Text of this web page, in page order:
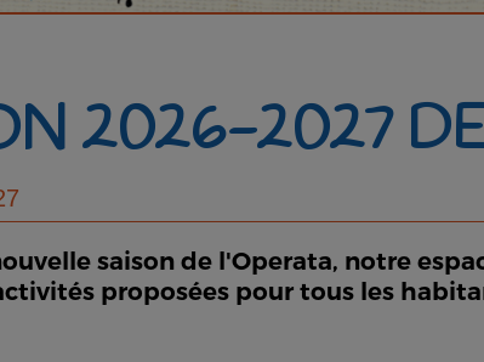
2026-2027
saison de l'Operata, notre
proposées pour tous les